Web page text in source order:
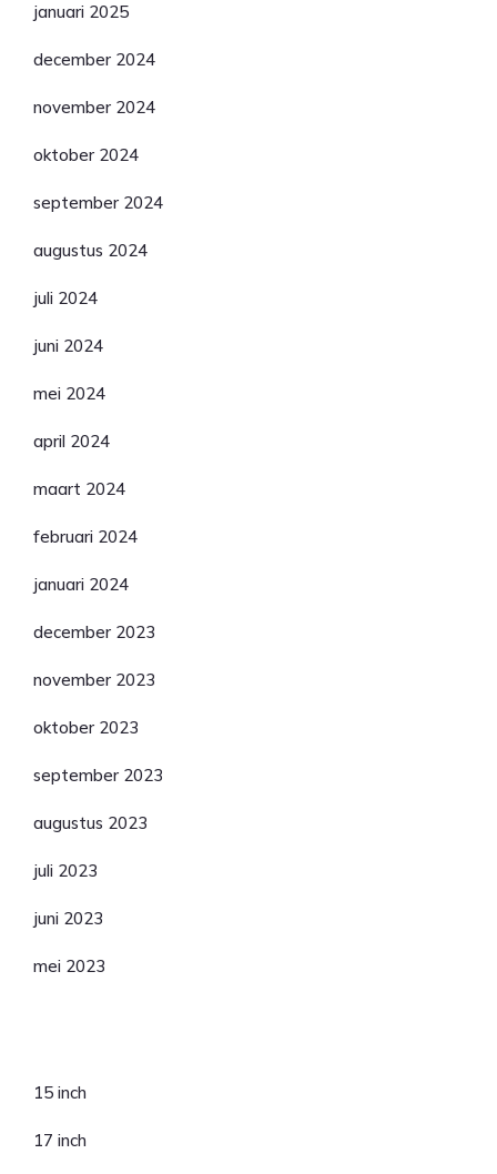
januari 2025
december 2024
november 2024
oktober 2024
september 2024
augustus 2024
juli 2024
juni 2024
mei 2024
april 2024
maart 2024
februari 2024
januari 2024
december 2023
november 2023
oktober 2023
september 2023
augustus 2023
juli 2023
juni 2023
mei 2023
15 inch
17 inch